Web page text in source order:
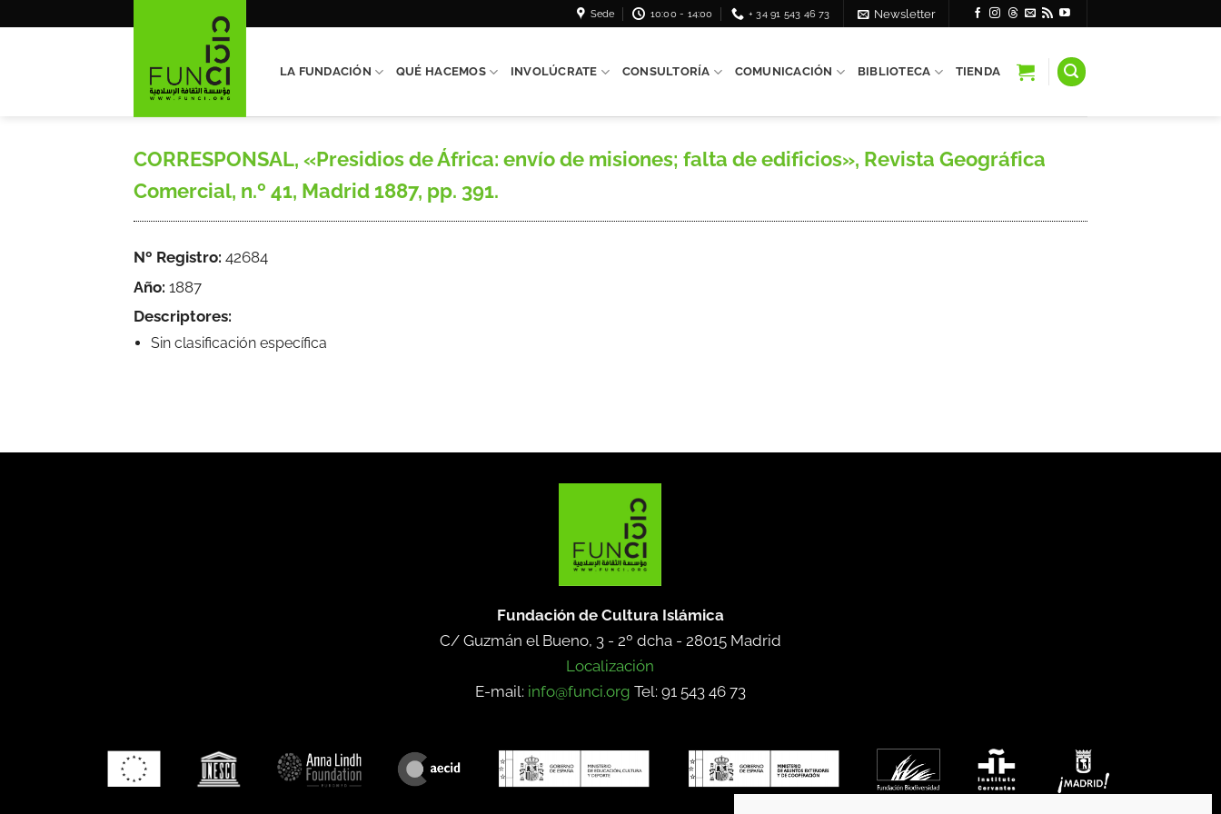
Sede 10:00 - 14:00 + 34 91 543 46 73 Newsletter
LA FUNDACIÓN QUÉ HACEMOS INVOLÚCRATE CONSULTORÍA COMUNICACIÓN BIBLIOTECA TIENDA
CORRESPONSAL, «Presidios de África: envío de misiones; falta de edificios», Revista Geográfica
Comercial, n.º 41, Madrid 1887, pp. 391.
Nº Registro: 42684
Año: 1887
Descriptores:
Sin clasificación específica
Fundación de Cultura Islámica
C/ Guzmán el Bueno, 3 - 2º dcha - 28015 Madrid
Localización
E-mail: info@funci.org Tel: 91 543 46 73